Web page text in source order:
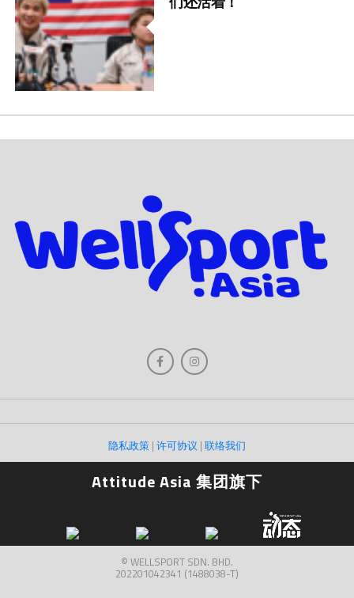
隐私政策 | 许可协议 | 联络我们
Attitude Asia 集团旗下
© WELLSPORT SDN. BHD.
202201042341 (1488038-T)